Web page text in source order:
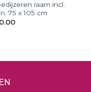
raam incl.
75 x 105 cm